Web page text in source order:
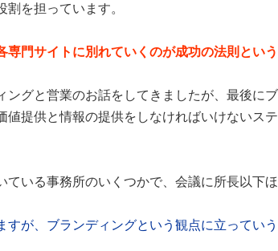
を担っています。
専門サイトに別れていくのが成功の法則とい
ングと営業のお話をしてきましたが、最後に
値提供と情報の提供をしなければいけないス
ている事務所のいくつかで、会議に所長以下
すが、ブランディングという観点に立ってい